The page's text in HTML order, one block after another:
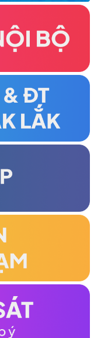
CỐNG HIẾN VÀ
ĐẸP
An Lần thứ I,
thứ nhất, nhiệm
THỨ HAI VỀ
CÔNG TỐT
HỌC VÀ TRAO
TỈNH